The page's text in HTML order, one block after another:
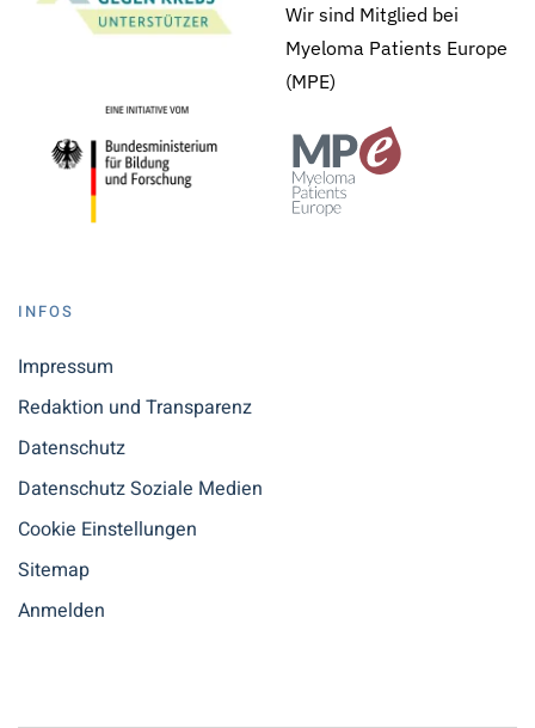
Wir sind Mitglied bei
Myeloma Patients Europe
(MPE)
INFOS
Impressum
Redaktion und Transparenz
Datenschutz
Datenschutz Soziale Medien
Cookie Einstellungen
Sitemap
Anmelden